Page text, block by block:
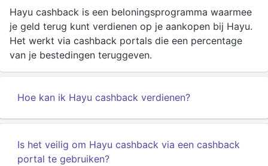
Hayu cashback is een beloningsprogramma waarmee
je geld terug kunt verdienen op je aankopen bij Hayu.
Het werkt via cashback portals die een percentage
van je bestedingen teruggeven.
Hoe kan ik Hayu cashback verdienen?
Is het veilig om Hayu cashback via een cashback
portal te gebruiken?